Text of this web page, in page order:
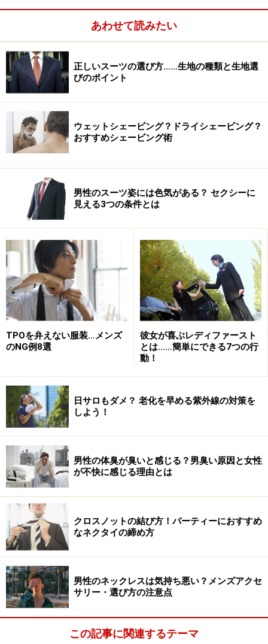
ジャケットとのバランスをみて、太すぎず、細すぎない
ものを選んでください photo:石井幸久（m.m.blue)
白の分量が決め手
ただ白がフレッシュな気分になるからといって、日常生
活で全身白で決めるのはなかなか難しもの。はりきって
白でかためてどこかに行こうものなら、「結婚でもする
の？」なんてツッコミがくるのは必至。そうならないた
す。
パイピングジャケットなら白の分量が絶妙のため、より
効果的です。パイピングは絵画でいう額縁の役割を果た
します。どんな名作でも額縁がアンバランスだと価値が
下がってしまいます。逆にいえば額と絵のバランスがあ
っていれば絵画の見え方もぐんとよくみえます。縁ひと
つで、ものの見え方が変わるのです。
次のページでは、パイピングジャケットをさらにさわや
かにみせるスタイリング術を紹介します。
【最新記事】
・桜の季節はカラーのスプリングコート
オンでもオフでも使えるニットタイ
あわせて読みたい
正しいスーツの選び方……生地の種類と生地選
びのポイント
ウェットシェービング？ドライシェービング？
おすすめシェービング術
男性のスーツ姿には色気がある？ セクシーに
見える3つの条件とは
TPOを弁えない服装…メンズ
のNG例8選
彼女が喜ぶレディファースト
とは……簡単にできる7つの行
動！
日サロもダメ？ 老化を早める紫外線の対策を
しよう！
男性の体臭が臭いと感じる？男臭い原因と女性
が不快に感じる理由とは
クロスノットの結び方！パーティーにおすすめ
なネクタイの締め方
男性のネックレスは気持ち悪い？メンズアクセ
サリー・選び方の注意点
この記事に関連するテーマ